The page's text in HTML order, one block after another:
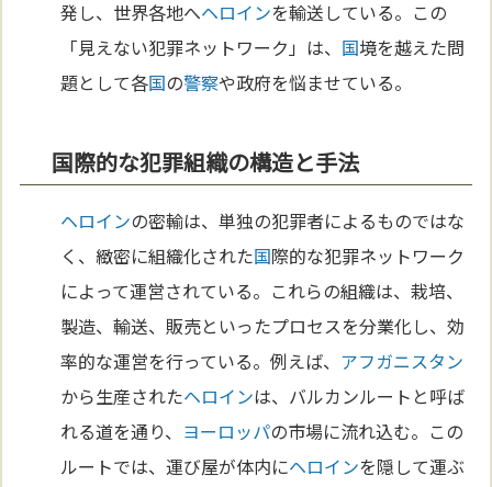
発し、世界各地へヘロインを輸送している。この
「見えない犯罪ネットワーク」は、 国境を越えた問
題として各国の警察や政府を悩ませている。
国際的な犯罪組織の構造と手法
ヘロインの密輸は、単独の犯罪者によるものではな
く、緻密に組織化された国際的な犯罪ネットワーク
によって運営されている。これらの組織は、栽培、
製造、輸送、販売といったプロセスを分業化し、効
率的な運営を行っている。例えば、 アフガニスタン
から生産されたヘロインは、バルカンルートと呼ば
れる道を通り、 ヨーロッパの市場に流れ込む。この
ルートでは、運び屋が体内にヘロインを隠して運ぶ